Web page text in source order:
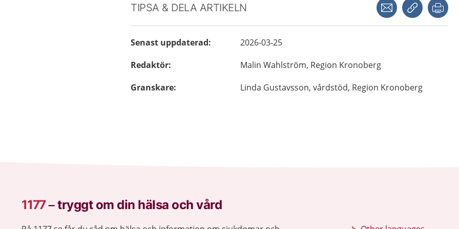
TIPSA & DELA ARTIKELN
Senast uppdaterad:
2026-03-25
Redaktör: Malin Wahlström, Region Kronoberg
Granskare: Linda Gustavsson, vårdstöd, Region Kronoberg
1177–tryggt om din hälsa och vård